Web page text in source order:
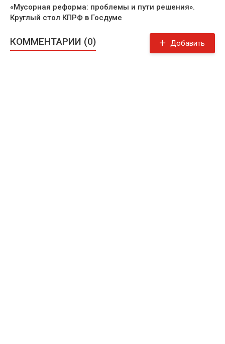
«Мусорная реформа: проблемы и пути решения».
Круглый стол КПРФ в Госдуме
КОММЕНТАРИИ (0) Добавить